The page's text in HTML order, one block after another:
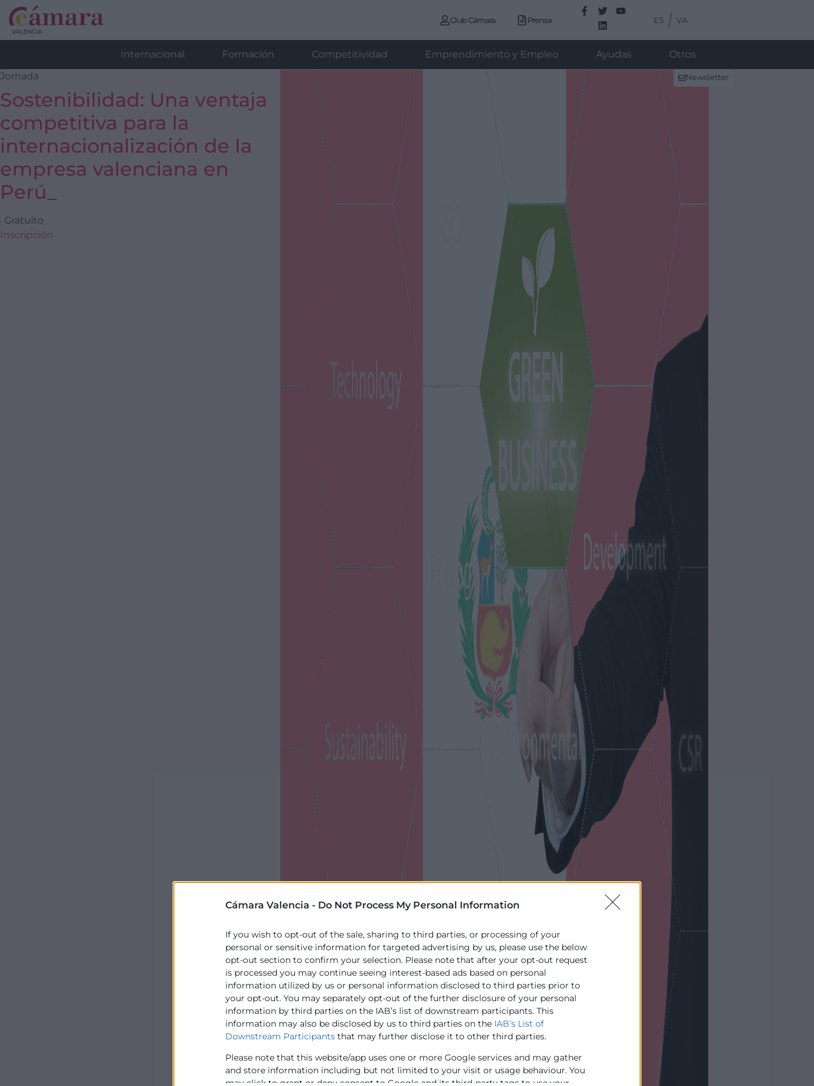
Cámara Valencia - Do Not Process My Personal Information
If you wish to opt-out of the sale, sharing to third parties, or processing of your
personal or sensitive information for targeted advertising by us, please use the below
opt-out section to confirm your selection. Please note that after your opt-out request
is processed you may continue seeing interest-based ads based on personal
information utilized by us or personal information disclosed to third parties prior to
your opt-out. You may separately opt-out of the further disclosure of your personal
information by third parties on the IAB’s list of downstream participants. This
information may also be disclosed by us to third parties on the IAB’s List of
Downstream Participants that may further disclose it to other third parties.
Please note that this website/app uses one or more Google services and may gather
and store information including but not limited to your visit or usage behaviour. You
may click to grant or deny consent to Google and its third-party tags to use your
Club Cámara Prensa ES VA
Internacional Formación Competitividad Emprendimiento y Empleo Ayudas Otros
Newsletter
Jornada
Sostenibilidad: Una ventaja
competitiva para la
internacionalización de la
empresa valenciana en
Perú_
Gratuito
Inscripción